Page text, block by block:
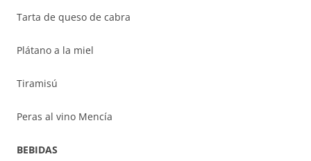
Tarta de queso de cabra
Plátano a la miel
Tiramisú
Peras al vino Mencía
BEBIDAS